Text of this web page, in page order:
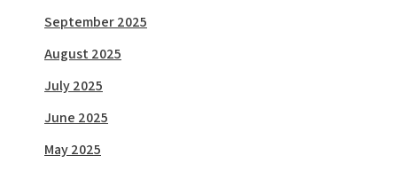
September 2025
August 2025
July 2025
June 2025
May 2025